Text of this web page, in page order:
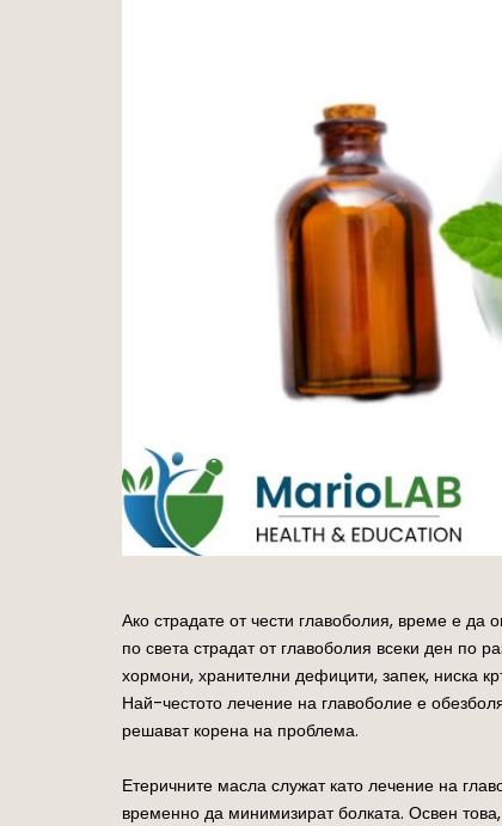
Ако страдате от чести главоболия, време е да
по света страдат от главоболия всеки ден по
хормони, хранителни дефицити, запек, ниска
Най-честото лечение на главоболие е
решават корена на проблема.
Етеричните масла служат като лечение на
временно да минимизират болката. Освен